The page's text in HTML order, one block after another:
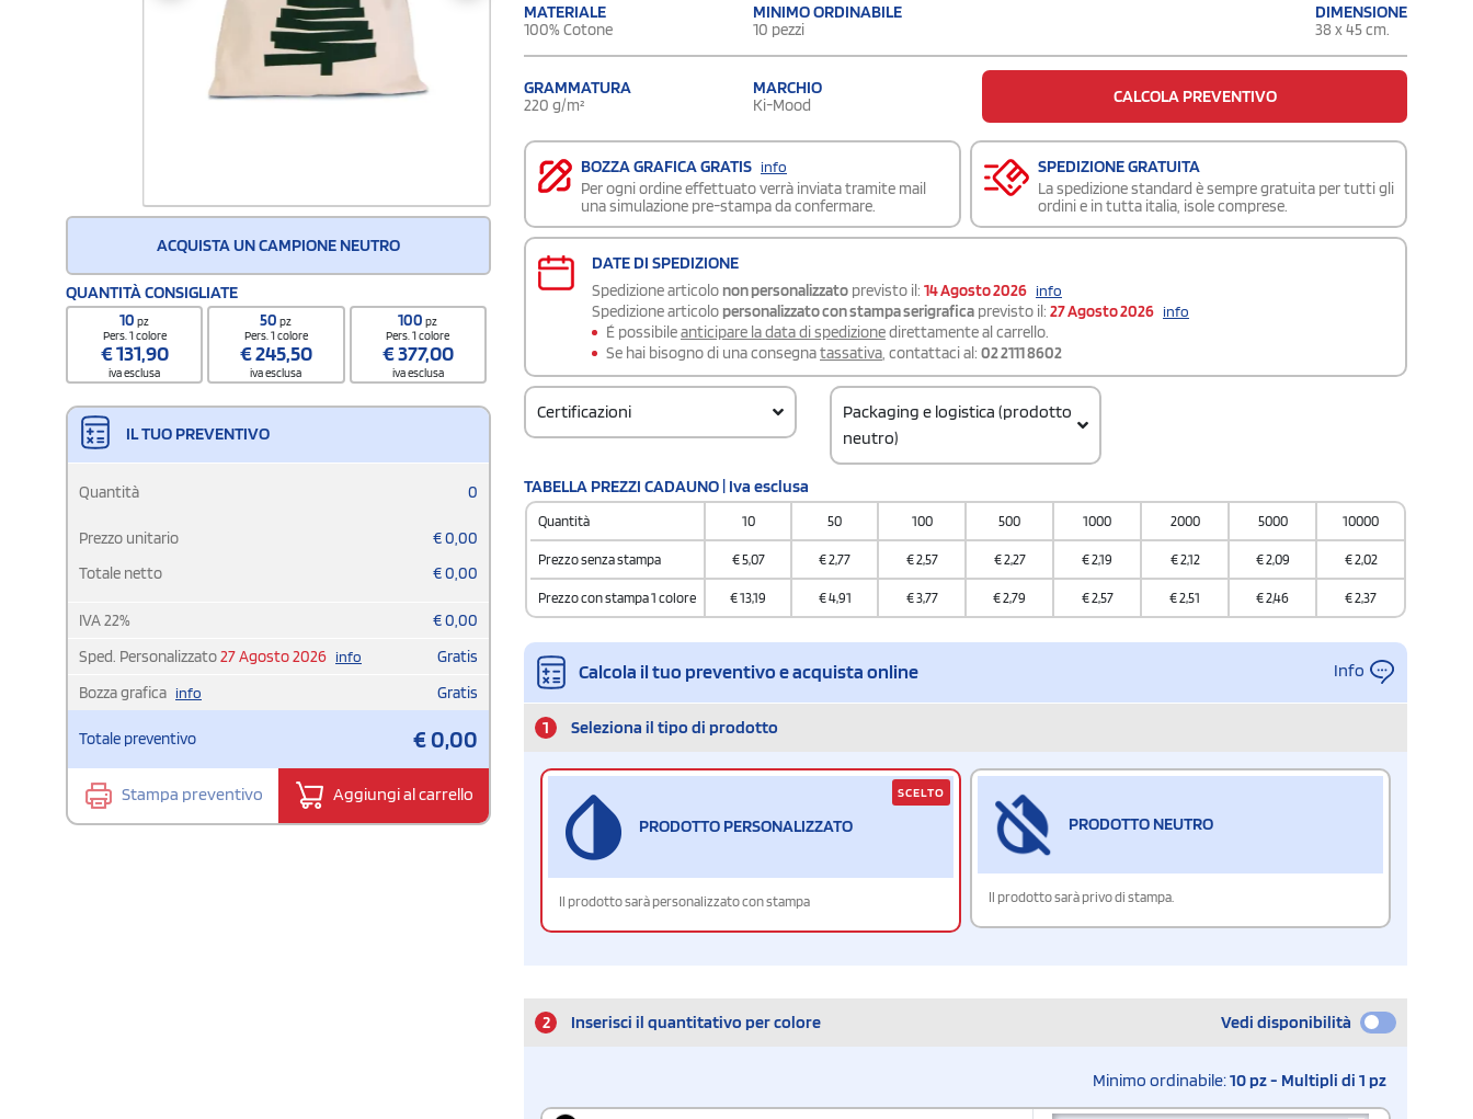
ACQUISTA UN CAMPIONE NEUTRO
QUANTITÀ CONSIGLIATE
10pz
Pers. 1 colore
€131,90
iva esclusa
50pz
Pers. 1 colore
€245,50
iva esclusa
100pz
Pers. 1 colore
€377,00
iva esclusa
IL TUO PREVENTIVO
Quantità 0
Prezzo unitario €0,00
Totale netto
€0,00
IVA22% €0,00
Sped. Personalizzato27 Agosto 2026 info
Gratis
Bozza grafica info Gratis
Totale preventivo €0,00
Stampa preventivo Aggiungi al carrello
MATERIALE
100% Cotone
MINIMO ORDINABILE
10 pezzi
DIMENSIONE
38 x 45 cm.
GRAMMATURA
220 g/m²
MARCHIO
Ki-Mood CALCOLA PREVENTIVO
BOZZA GRAFICA GRATIS info
Per ogni ordine effettuato verrà inviata tramite mail
una simulazione pre-stampa da confermare.
SPEDIZIONE GRATUITA
La spedizione standard è sempre gratuita per tutti gli
ordini e in tutta italia, isole comprese.
DATE DI SPEDIZIONE
Spedizione articolo non personalizzato previsto il: 14 Agosto 2026 info
Spedizione articolo personalizzato con stampa serigrafica previsto il: 27 Agosto 2026 info
É possibileanticipare la data di spedizionedirettamente al carrello.
Se hai bisogno di una consegnatassativa , contattaci al: 02 2111 8602
Certificazioni
Packaging e logistica (prodotto
neutro)
63079098
TABELLA PREZZI CADAUNO | Iva esclusa
Quantità 10 50 100 500 1000 2000 5000 10000
Prezzo senza stampa €5,07 €2,77 €2,57 €2,27 €2,19 €2,12 €2,09 €2,02
Prezzo con stampa 1 colore €13,19 €4,91 €3,77 €2,79 €2,57 €2,51 €2,46 €2,37
Calcola il tuo preventivo e acquista online Info
1 Seleziona il tipo di prodotto
PRODOTTO PERSONALIZZATO
Il prodotto sarà personalizzato con stampa
SCELTO
PRODOTTO NEUTRO
Il prodotto sarà privo di stampa.
2 Inserisci il quantitativo per colore Vedi disponibilità
Minimo ordinabile:10 pz - Multipli di 1 pz